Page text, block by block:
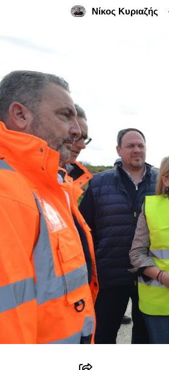
Νίκος Κυριαζής